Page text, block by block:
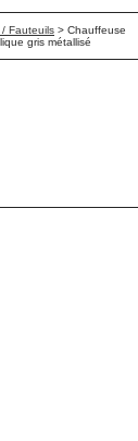
Fauteuils > Chauffeuse
gris métallisé